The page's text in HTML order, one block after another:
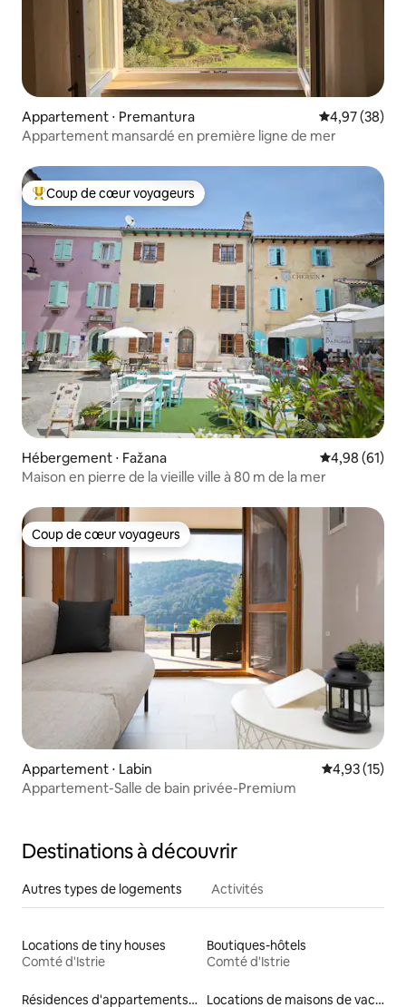
Appartement ⋅ Premantura Évaluation
4,97 (38)
Appartement mansardé en première ligne de mer
Coups de cœur voyageurs les plus appréciés
Coup de cœur voyageurs
Hébergement ⋅ Fažana Évaluation
4,98 (61)
Maison en pierre de la vieille ville à 80 m de la mer
Coup de cœur voyageurs
Coup de cœur voyageurs
Appartement ⋅ Labin Évaluation
4,93 (15)
Appartement-Salle de bain privée-Premium
Destinations à découvrir
Autres types de logements Activités
Locations de tiny houses
Comté d'Istrie
Boutiques-hôtels
Comté d'Istrie
Résidences d'appartements en location Locations de maisons de vacances